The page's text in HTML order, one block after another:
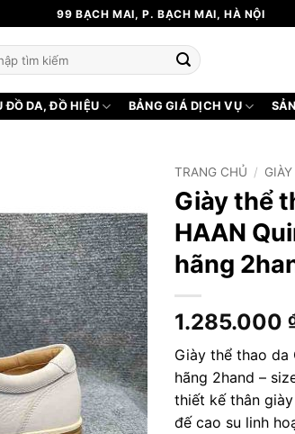
99 BẠCH MAI, P. BẠCH MAI, HÀ NỘI
ĐỒ DA, ĐỒ HIỆU BẢNG GIÁ DỊCH VỤ
TRANG CHỦ /
Giày thể
HAAN
hãng
1.285.000
Giày thể thao da
hãng 2hand –
thiết kế thân
đế cao su linh